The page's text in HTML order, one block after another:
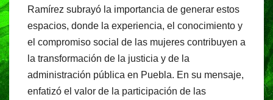
Ramírez subrayó la importancia de generar estos
espacios, donde la experiencia, el conocimiento y
el compromiso social de las mujeres contribuyen a
la transformación de la justicia y de la
administración pública en Puebla. En su mensaje,
enfatizó el valor de la participación de las